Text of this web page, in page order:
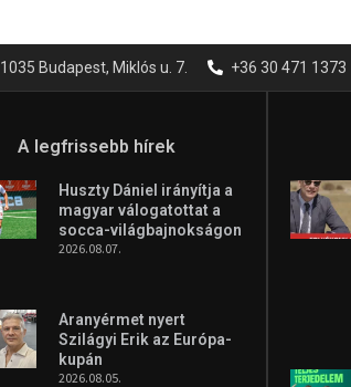
1035 Budapest, Miklós u. 7. +36 30 471 1373
A legfrissebb hírek
Huszty Dániel irányítja a
magyar válogatottat a
socca-világbajnokságon
2026.08.07.
Aranyérmet nyert
Szilágyi Erik az Európa-
kupán
2026.08.05.